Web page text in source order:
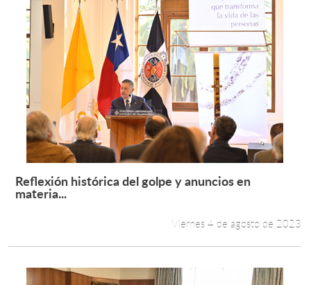
Leer más +
Reflexión histórica del golpe y anuncios en
materia...
Viernes 4 de agosto de 2023